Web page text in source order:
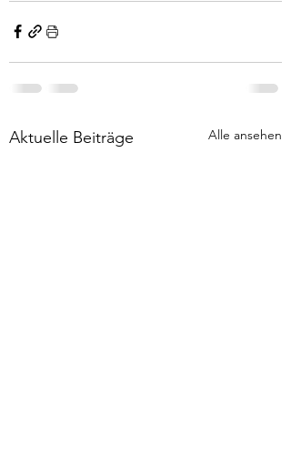
Aktuelle Beiträge Alle ansehen